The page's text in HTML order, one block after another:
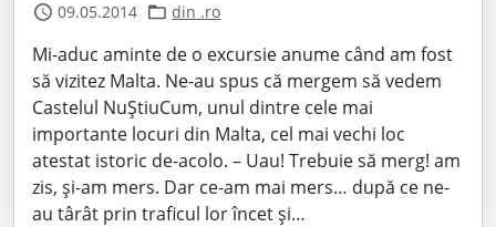
09.05.2014 din .ro
Mi-aduc aminte de o excursie anume când am fost
să vizitez Malta. Ne-au spus că mergem să vedem
Castelul NuȘtiuCum, unul dintre cele mai
importante locuri din Malta, cel mai vechi loc
atestat istoric de-acolo. – Uau! Trebuie să merg! am
zis, și-am mers. Dar ce-am mai mers… după ce ne-
au târât prin traficul lor încet și…